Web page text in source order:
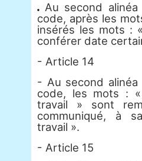
Au second
code, après les
insérés les mots :
conférer date
- Article 14
- Au second alinéa
code, les mots :
travail » sont
communiqué, à
travail ».
- Article 15